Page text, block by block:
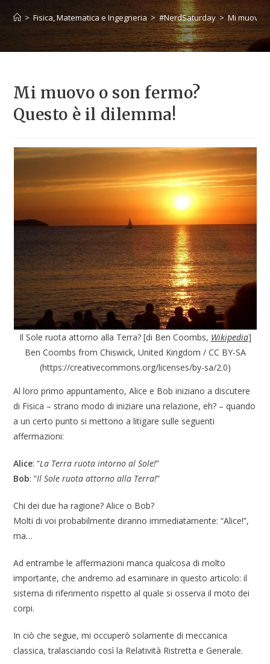
> Fisica, Matematica e Ingegneria > #NerdSaturday > Mi muovo
Mi muovo o son fermo?
Questo è il dilemma!
Il Sole ruota attorno alla Terra? [di Ben Coombs, Wikipedia]
Ben Coombs from Chiswick, United Kingdom / CC BY-SA
(https://creativecommons.org/licenses/by-sa/2.0)
Al loro primo appuntamento, Alice e Bob iniziano a discutere
di Fisica – strano modo di iniziare una relazione, eh? – quando
a un certo punto si mettono a litigare sulle seguenti
affermazioni:
Alice: “La Terra ruota intorno al Sole!”
Bob: “Il Sole ruota attorno alla Terra!”
Chi dei due ha ragione? Alice o Bob?
Molti di voi probabilmente diranno immediatamente: “Alice!”,
ma…
Ad entrambe le affermazioni manca qualcosa di molto
importante, che andremo ad esaminare in questo articolo: il
sistema di riferimento rispetto al quale si osserva il moto dei
corpi.
In ciò che segue, mi occuperò solamente di meccanica
classica, tralasciando così la Relatività Ristretta e Generale.